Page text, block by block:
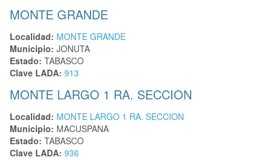
MONTE GRANDE
Localidad: MONTE GRANDE
Municipio: JONUTA
Estado: TABASCO
Clave LADA: 913
MONTE LARGO 1 RA. SECCION
Localidad: MONTE LARGO 1 RA. SECCION
Municipio: MACUSPANA
Estado: TABASCO
Clave LADA: 936